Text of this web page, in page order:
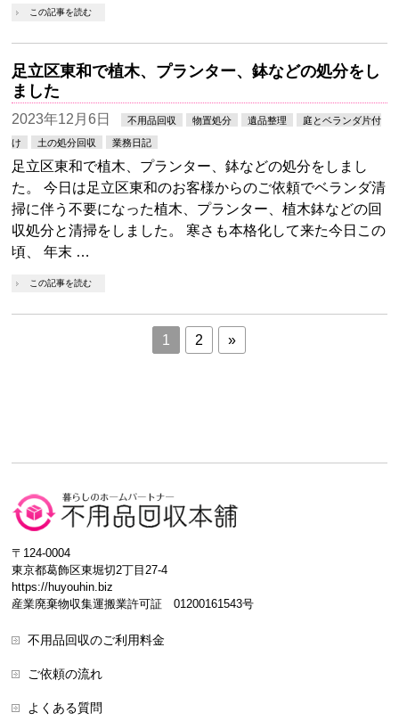
この記事を読む
足立区東和で植木、プランター、鉢などの処分をし
ました
2023年12月6日 不用品回収 物置処分 遺品整理 庭とベランダ片付
け 土の処分回収 業務日記
足立区東和で植木、プランター、鉢などの処分をしまし
た。 今日は足立区東和のお客様からのご依頼でベランダ清
掃に伴う不要になった植木、プランター、植木鉢などの回
収処分と清掃をしました。 寒さも本格化して来た今日この
頃、 年末 …
この記事を読む
1 2 »
〒124-0004
東京都葛飾区東堀切2丁目27-4
https://huyouhin.biz
産業廃棄物収集運搬業許可証 01200161543号
不用品回収のご利用料金
ご依頼の流れ
よくある質問